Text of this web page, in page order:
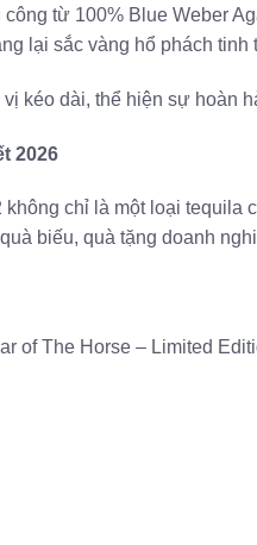
từ 100% Blue Weber
lại sắc vàng hổ phách
kéo dài, thể hiện sự hoàn
2026
chỉ là một loại tequila
biếu, quà tặng doanh
of The Horse – Limited